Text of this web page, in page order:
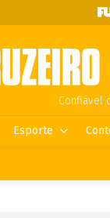
Confiável
Esporte